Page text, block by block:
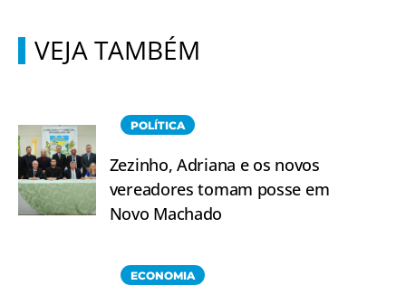
VEJA TAMBÉM
POLÍTICA
Zezinho, Adriana e os novos
vereadores tomam posse em
Novo Machado
ECONOMIA